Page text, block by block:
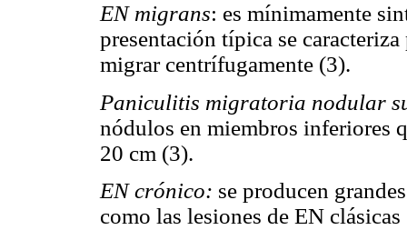
EN migrans: es mínimamente
presentación típica se
migrar centrífugamente (3).
Paniculitis migratoria nodular
nódulos en miembros inferiores
20 cm (3).
EN crónico: se producen
como las lesiones de EN clásicas